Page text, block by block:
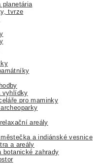
planetária
tvrze
vyhlídky
pro maminky
areály
a indiánské vesnice
a areály
botanické zahrady